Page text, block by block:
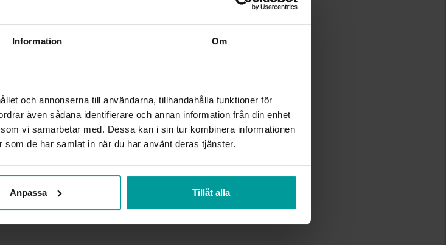
Information Om
och annonserna till användarna, tillhandahålla funktioner för
även sådana identifierare och annan information från din enhet
vi samarbetar med. Dessa kan i sin tur kombinera informationen
de har samlat in när du har använt deras tjänster.
Anpassa Tillåt alla
HÖJD CA (CM)
10,5
LÄNGD CA (CM)
produkter